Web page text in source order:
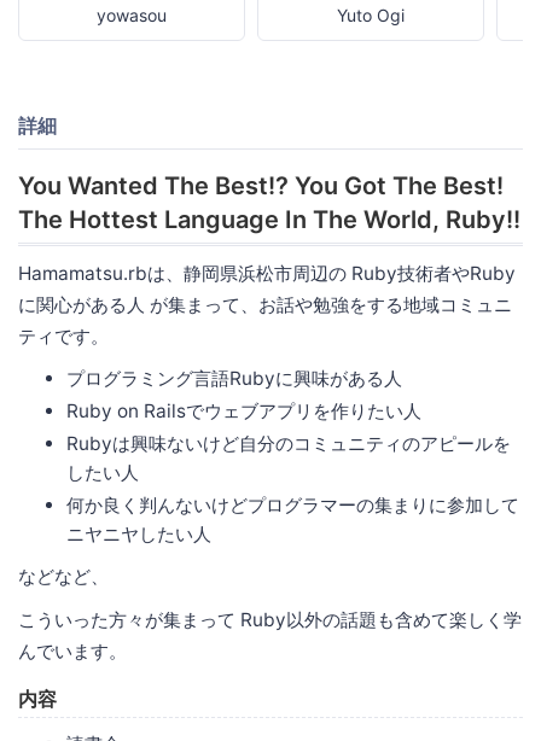
yowasou Yuto Ogi
詳細
You Wanted The Best!? You Got The Best!
The Hottest Language In The World, Ruby!!
Hamamatsu.rbは、静岡県浜松市周辺の Ruby技術者やRuby
に関心がある人 が集まって、お話や勉強をする地域コミュニ
ティです。
プログラミング言語Rubyに興味がある人
Ruby on Railsでウェブアプリを作りたい人
Rubyは興味ないけど自分のコミュニティのアピールを
したい人
何か良く判んないけどプログラマーの集まりに参加して
ニヤニヤしたい人
などなど、
こういった方々が集まって Ruby以外の話題も含めて楽しく学
んでいます。
内容